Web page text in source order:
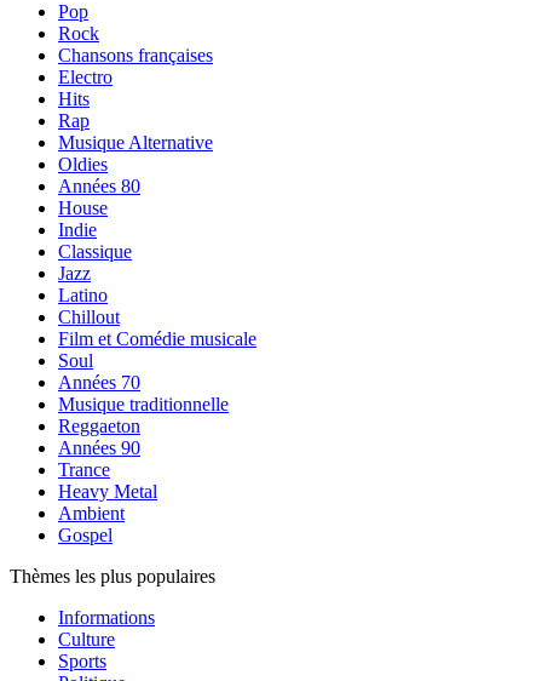
Pop
Rock
Chansons françaises
Electro
Hits
Rap
Musique Alternative
Oldies
Années 80
House
Indie
Classique
Jazz
Latino
Chillout
Film et Comédie musicale
Soul
Années 70
Musique traditionnelle
Reggaeton
Années 90
Trance
Heavy Metal
Ambient
Gospel
Thèmes les plus populaires
Informations
Culture
Sports